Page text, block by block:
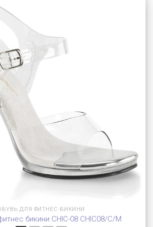
ДЛЯ ФИТНЕС-БИКИНИ
бикини CHIC-08 CHIC08/C/M